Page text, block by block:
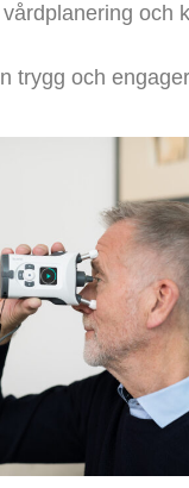
och
trygg och